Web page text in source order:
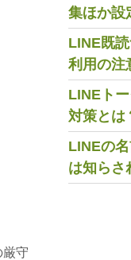
守
集ほか設
LINE既
利用の注
LINEト
対策とは
LINEの
は知らさ